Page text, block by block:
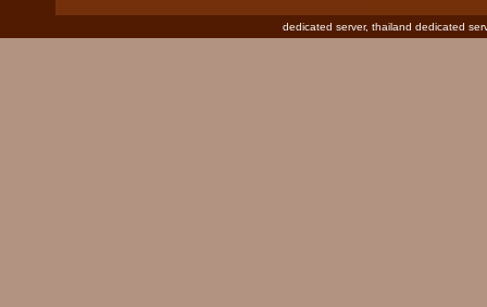
dedicated server,thailand dedicated